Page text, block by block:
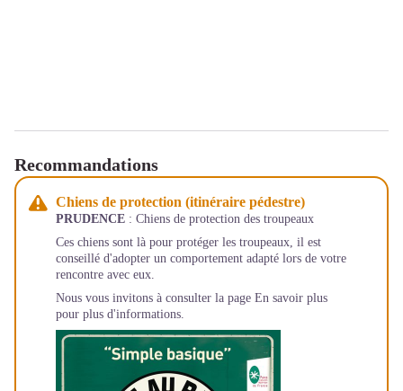
Recommandations
Chiens de protection (itinéraire pédestre)
PRUDENCE : Chiens de protection des troupeaux
Ces chiens sont là pour protéger les troupeaux, il est
conseillé d'adopter un comportement adapté lors de votre
rencontre avec eux.
Nous vous invitons à consulter la page En savoir plus
pour plus d'informations.